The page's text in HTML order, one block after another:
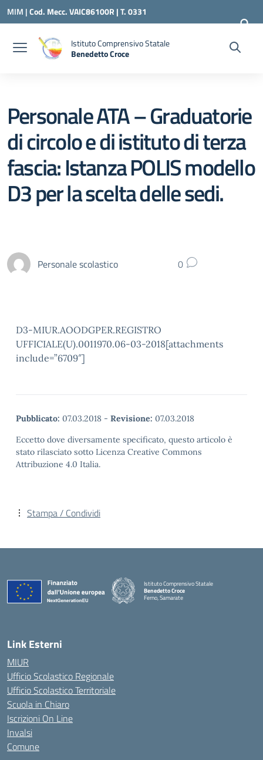
Vai ai contenuti
Vai al menu di navigazione
Vai al footer
MIM |Cod. Mecc. VAIC86100R | T. 0331
240260 | VAIC86100R@ISTRUZIONE.IT
Istituto Comprensivo Statale
Benedetto Croce
Personale ATA – Graduatorie
di circolo e di istituto di terza
fascia: Istanza POLIS modello
D3 per la scelta delle sedi.
Personale scolastico 0
D3-MIUR.AOODGPER.REGISTRO
UFFICIALE(U).0011970.06-03-2018[attachments
include=”6709″]
Pubblicato: 07.03.2018 - Revisione: 07.03.2018
Eccetto dove diversamente specificato, questo articolo è
stato rilasciato sotto Licenza Creative Commons
Attribuzione 4.0 Italia.
Stampa / Condividi
Istituto Comprensivo Statale
Benedetto Croce
Ferno, Samarate
Link Esterni
MIUR
Ufficio Scolastico Regionale
Ufficio Scolastico Territoriale
Scuola in Chiaro
Iscrizioni On Line
Invalsi
Comune